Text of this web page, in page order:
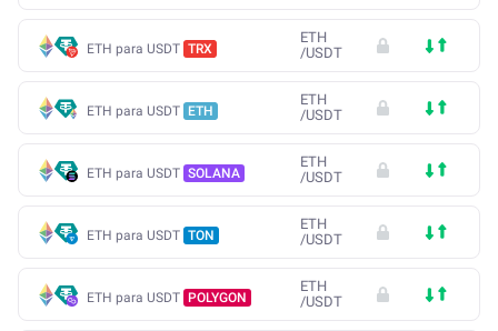
ETH para USDT TRX
ETH
/USDT
ETH para USDT ETH
ETH
/USDT
ETH para USDT SOLANA
ETH
/USDT
ETH para USDT TON
ETH
/USDT
ETH para USDT POLYGON
ETH
/USDT